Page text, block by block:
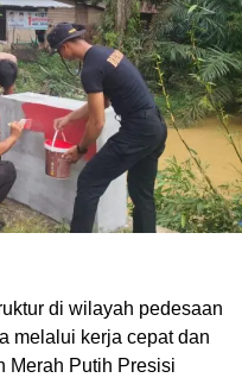
di wilayah pedesaan
melalui kerja cepat dan
Merah Putih Presisi